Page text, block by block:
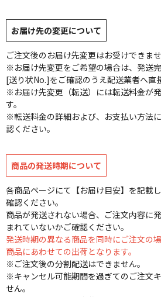
お届け先の変更について
ご注文後のお届け先変更はお受けできませ
※お届け先変更をご希望の場合は、発送
[送り状No.]をご確認のうえ配送業者へ直
※お届け先変更（転送）には転送料金が
す。
※転送料金の詳細および、お支払い方法
認ください。
商品の発送時期について
各商品ページにて【お届け目安】を記載
確認ください。
商品が発送されない場合、ご注文内容に
まれていないかご確認ください。
発送時期の異なる商品を同時にご注文の
商品にあわせての出荷となります。
※ご注文後の分割配送はできません。
※キャンセル可能期間を過ぎてのご注文
せん。